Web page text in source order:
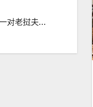
对老挝夫…